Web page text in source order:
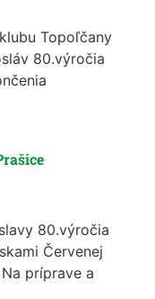
Topoľčany
80.výročia
80.výročia
Červenej
príprave a